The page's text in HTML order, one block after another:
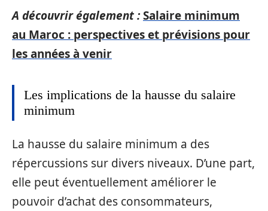
A découvrir également :Salaire minimum
au Maroc : perspectives et prévisions pour
les années à venir
Les implications de la hausse du salaire
minimum
La hausse du salaire minimum a des
répercussions sur divers niveaux. D’une part,
elle peut éventuellement améliorer le
pouvoir d’achat des consommateurs,